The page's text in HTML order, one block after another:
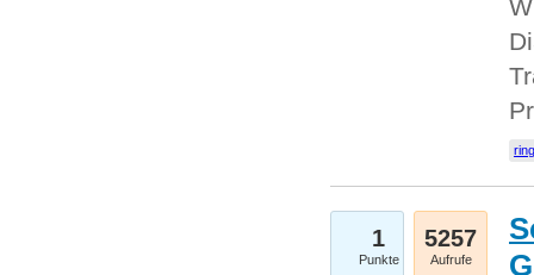
ring
1
Punkte
5257
Aufrufe